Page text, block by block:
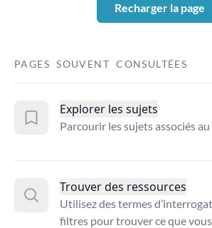
Recharger la page
PAGES SOUVENT CONSULTÉES
Explorer les sujets
Parcourir les sujets associés
Trouver des ressources
Utilisez des termes
filtres pour trouver ce que